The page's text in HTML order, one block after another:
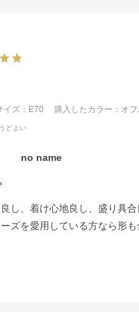
イズ：E70 購入したカラー：オ
どよい
no name
し、着け心地良し、盛り具
ズを愛用している方なら形も